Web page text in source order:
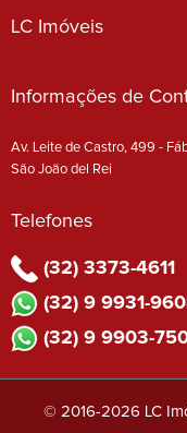
LC Imóveis
Informações de
Av. Leite de Castro, 499 -
São João del Rei
Telefones
(32) 3373-4611
(32) 9 9931-
(32) 9 9903-
© 2016-2026 LC